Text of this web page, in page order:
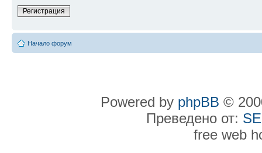
Регистрация
Начало форум
Powered by phpBB ©
Преведено от:
free web